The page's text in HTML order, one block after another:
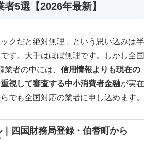
5選【2026年最新】
ックだと絶対無理」という思い込みは半
す。大手はほぼ無理です。しかし全国
業者の中には、 信用情報よりも現在の
視して審査する中小消費者金融が実在
でも全国対応の業者に申し込めます。
四国財務局登録・伯耆町から